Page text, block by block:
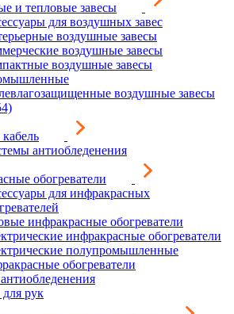
и тепловые завесы
для воздушных завес
воздушные завесы
воздушные завесы
воздушные завесы
воздушные завесы
антиобледенения
обогреватели
для инфракрасных
инфракрасные обогреватели
инфракрасные обогреватели
полупромышленные
обогреватели
рук